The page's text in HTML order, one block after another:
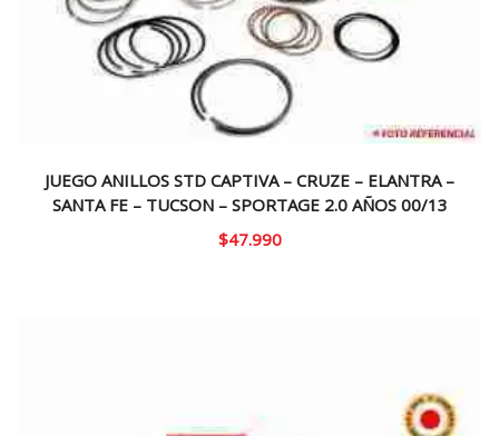
JUEGO ANILLOS STD CAPTIVA – CRUZE – ELANTRA –
SANTA FE – TUCSON – SPORTAGE 2.0 AÑOS 00/13
$47.990